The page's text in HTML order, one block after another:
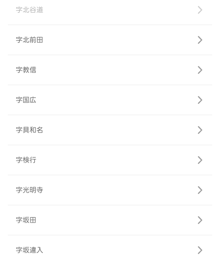
字北谷道
字北前田
字教信
字国広
字具和名
字検行
字光明寺
字坂田
字坂違入